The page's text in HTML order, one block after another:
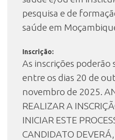
pesquisa e de
saúde em
Inscrição:
As inscrições poderão
entre os dias 20 de
novembro de 2025.
REALIZAR A
INICIAR ESTE
CANDIDATO DEVERÁ,